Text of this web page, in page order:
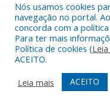
Todos os direitos
Mapa do Site
Acessar
Acessar Webmail
Nós usamos cookies
navegação no portal.
concorda com a
Para ter mais
Política de cookies (
ACEITO.
Leia mais
ACEITO